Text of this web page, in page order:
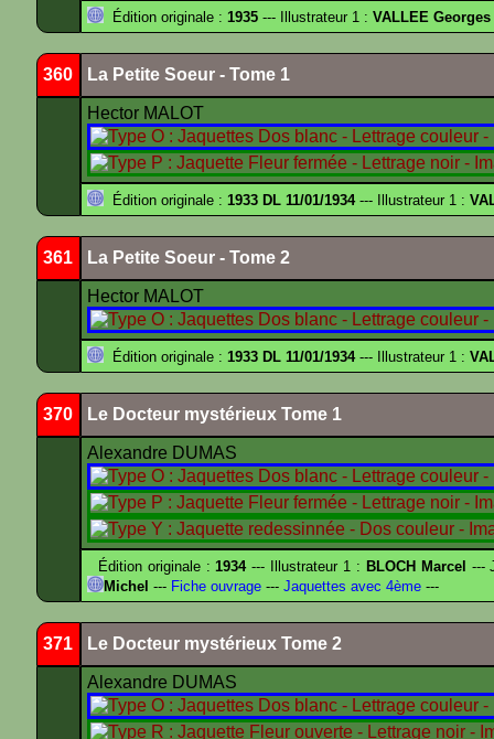
Édition originale : 1935 --- Illustrateur 1 : VALLEE Georges
360 La Petite Soeur - Tome 1
Hector MALOT
Édition originale : 1933 DL 11/01/1934--- Illustrateur 1 :
361 La Petite Soeur - Tome 2
Hector MALOT
Édition originale : 1933 DL 11/01/1934--- Illustrateur 1 :
370 Le Docteur mystérieux Tome 1
Alexandre DUMAS
Édition originale :1934--- Illustrateur 1 : BLOCH Marcel ---
Michel --- Fiche ouvrage --- Jaquettes avec 4ème ---
371 Le Docteur mystérieux Tome 2
Alexandre DUMAS